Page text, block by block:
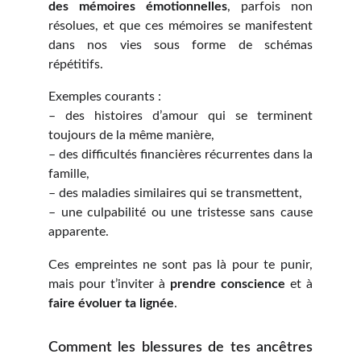
des mémoires émotionnelles, parfois non
résolues, et que ces mémoires se manifestent
dans nos vies sous forme de schémas
répétitifs.
Exemples courants :
– des histoires d’amour qui se terminent
toujours de la même manière,
– des difficultés financières récurrentes dans la
famille,
– des maladies similaires qui se transmettent,
– une culpabilité ou une tristesse sans cause
apparente.
Ces empreintes ne sont pas là pour te punir,
mais pour t’inviter à prendre conscience et à
faire évoluer ta lignée.
Comment les blessures de tes ancêtres